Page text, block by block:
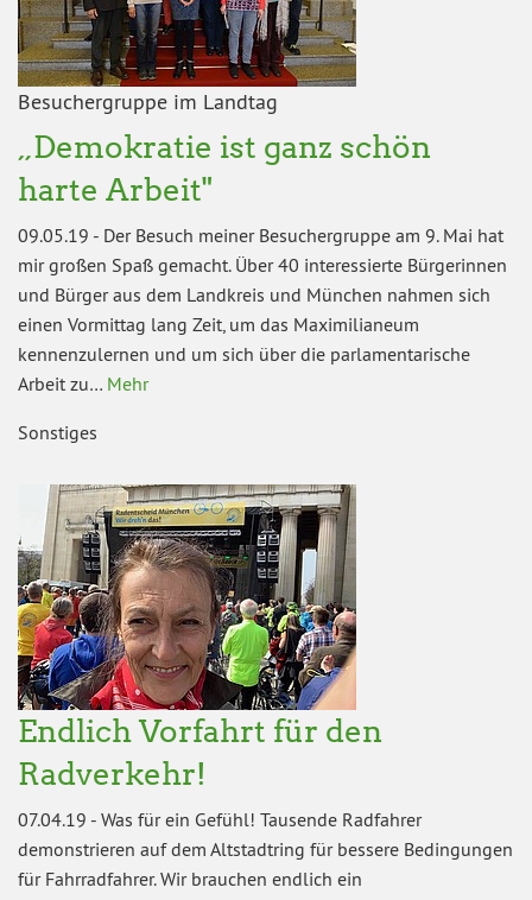
Besuchergruppe im Landtag
„Demokratie ist ganz schön
harte Arbeit"
09.05.19 - Der Besuch meiner Besuchergruppe am 9. Mai hat
mir großen Spaß gemacht. Über 40 interessierte Bürgerinnen
und Bürger aus dem Landkreis und München nahmen sich
einen Vormittag lang Zeit, um das Maximilianeum
kennenzulernen und um sich über die parlamentarische
Arbeit zu… Mehr
Sonstiges
Endlich Vorfahrt für den
Radverkehr!
07.04.19 - Was für ein Gefühl! Tausende Radfahrer
demonstrieren auf dem Altstadtring für bessere Bedingungen
für Fahrradfahrer. Wir brauchen endlich ein